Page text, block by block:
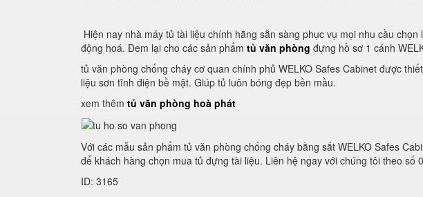
Hiện nay nhà máy tủ tài liệu chính hãng sẵn sàng phục vụ mọi nhu cầu
động hoá. Đem lại cho các sản phẩm tủ văn phòng đựng hồ sơ 1 cánh
tủ văn phòng chống cháy cơ quan chính phủ WELKO Safes Cabinet được
liệu sơn tĩnh điện bề mặt. Giúp tủ luôn bóng đẹp bền mầu.
xem thêm tủ văn phòng hoà phát
Với các mẫu sản phẩm tủ văn phòng chống cháy bằng sắt WELKO Safes
để khách hàng chọn mua tủ đựng tài liệu. Liên hệ ngay với chúng tôi theo số
ID: 3165